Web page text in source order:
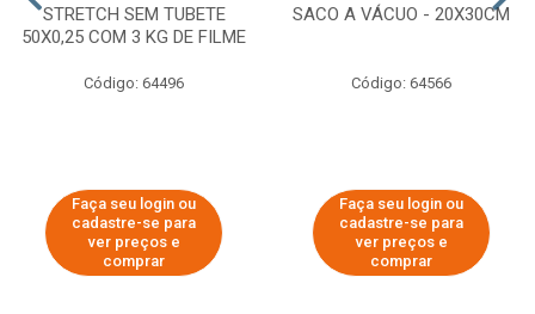
STRETCH SEM TUBETE
50X0,25 COM 3 KG DE FILME
Código: 64496
Faça seu login ou
cadastre-se para
ver preços e
comprar
SACO A VÁCUO - 20X30CM
Código: 64566
Faça seu login ou
cadastre-se para
ver preços e
comprar